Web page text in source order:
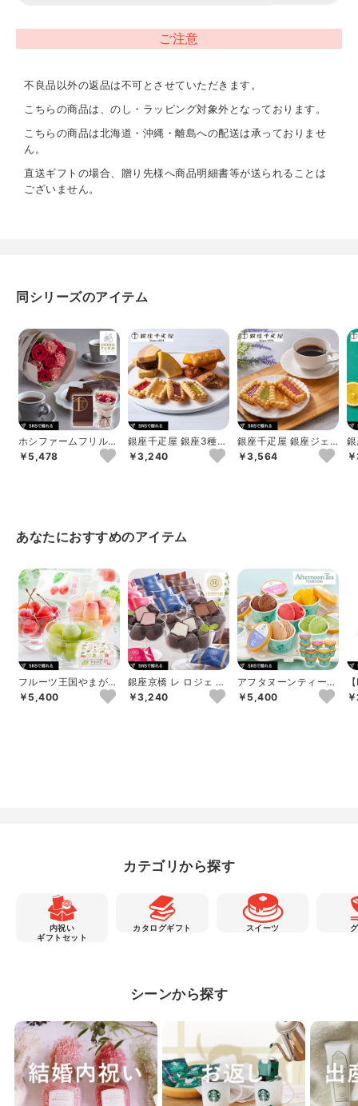
※遠隔地・離島などお届けできない地域がございます。
常温45日
アレルギー表示
卵、乳、小麦
ご注意
不良品以外の返品は不可とさせていただきます。
こちらの商品は、のし・ラッピング対象外となっております。
こちらの商品は北海道・沖縄・離島への配送は承っておりませ
ん。
直送ギフトの場合、贈り先様へ商品明細書等が送られることは
ございません。
同シリーズのアイテム
ホシファームフリルブ
ーケ ニュアンスレッ
ド 8本＆銀座千...
￥5,478
銀座千疋屋 銀座3種の
ガトー詰合せ
￥3,240
銀座千疋屋 銀座ジェ
ムクッキー 15個
￥3,564
あなたにおすすめのアイテム
フルーツ王国やまが
た ひんやり果実
￥5,400
銀座京橋 レ ロジェ エ
ギュスキロール ショ
コラアイスボ...
￥3,240
アフタヌーンティー・
ティールーム ジェラ
ートギフトC 1...
￥5,400
カテゴリから探す
内祝い
ギフトセット
カタログギフト スイーツ
シーンから探す